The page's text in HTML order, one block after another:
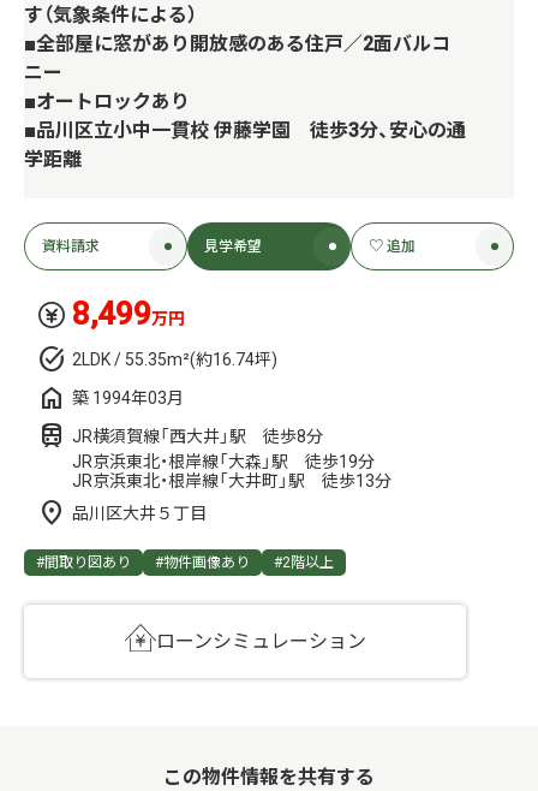
す（気象条件による）
■全部屋に窓があり開放感のある住戸／2面バルコ
ニー
■オートロックあり
■品川区立小中一貫校 伊藤学園 徒歩3分、安心の通
学距離
8,499万円
2LDK / 55.35m²(約16.74坪)
築 1994年03月
JR横須賀線「西大井」駅 徒歩8分
JR京浜東北・根岸線「大森」駅 徒歩19分
JR京浜東北・根岸線「大井町」駅 徒歩13分
品川区大井５丁目
#間取り図あり #物件画像あり #2階以上
資料請求 見学希望 ♡ 追加
ローンシミュレーション
この物件情報を共有する